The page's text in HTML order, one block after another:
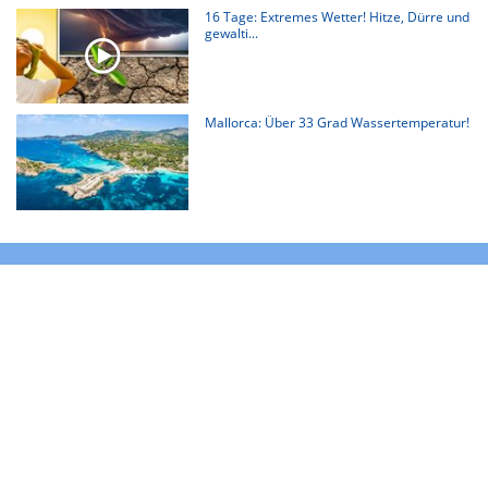
16 Tage: Extremes Wetter! Hitze, Dürre und
gewalti...
Mallorca: Über 33 Grad Wassertemperatur!